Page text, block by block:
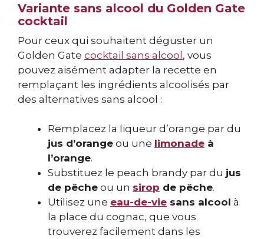
Variante sans alcool du Golden Gate
cocktail
Pour ceux qui souhaitent déguster un
Golden Gate cocktail sans alcool, vous
pouvez aisément adapter la recette en
remplaçant les ingrédients alcoolisés par
des alternatives sans alcool :
Remplacez la liqueur d’orange par du
jus d’orange ou une limonade à
l’orange.
Substituez le peach brandy par du jus
de pêche ou un sirop de pêche.
Utilisez une eau-de-vie sans alcool à
la place du cognac, que vous
trouverez facilement dans les